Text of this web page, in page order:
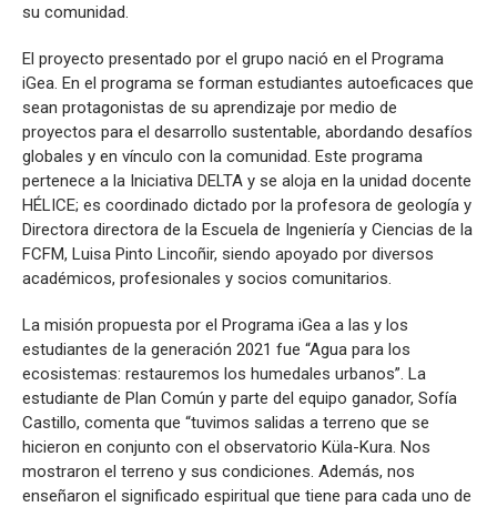
su comunidad.
El proyecto presentado por el grupo nació en el Programa
iGea. En el programa se forman estudiantes autoeficaces que
sean protagonistas de su aprendizaje por medio de
proyectos para el desarrollo sustentable, abordando desafíos
globales y en vínculo con la comunidad. Este programa
pertenece a la Iniciativa DELTA y se aloja en la unidad docente
HÉLICE; es coordinado dictado por la profesora de geología y
Directora directora de la Escuela de Ingeniería y Ciencias de la
FCFM, Luisa Pinto Lincoñir, siendo apoyado por diversos
académicos, profesionales y socios comunitarios.
La misión propuesta por el Programa iGea a las y los
estudiantes de la generación 2021 fue “Agua para los
ecosistemas: restauremos los humedales urbanos”. La
estudiante de Plan Común y parte del equipo ganador, Sofía
Castillo, comenta que “tuvimos salidas a terreno que se
hicieron en conjunto con el observatorio Küla-Kura. Nos
mostraron el terreno y sus condiciones. Además, nos
enseñaron el significado espiritual que tiene para cada uno de